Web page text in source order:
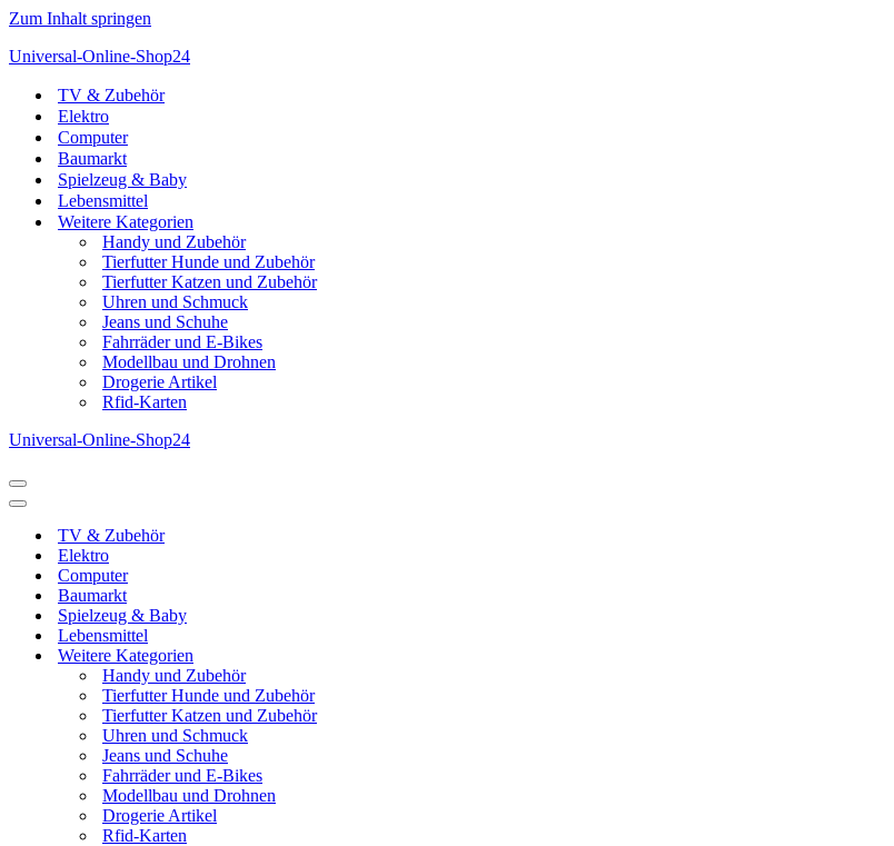
Zum Inhalt springen
Universal-Online-Shop24
TV & Zubehör
Elektro
Computer
Baumarkt
Spielzeug & Baby
Lebensmittel
Weitere Kategorien
Handy und Zubehör
Tierfutter Hunde und Zubehör
Tierfutter Katzen und Zubehör
Uhren und Schmuck
Jeans und Schuhe
Fahrräder und E-Bikes
Modellbau und Drohnen
Drogerie Artikel
Rfid-Karten
Universal-Online-Shop24
Navigationsmenü
Navigationsmenü
TV & Zubehör
Elektro
Computer
Baumarkt
Spielzeug & Baby
Lebensmittel
Weitere Kategorien
Handy und Zubehör
Tierfutter Hunde und Zubehör
Tierfutter Katzen und Zubehör
Uhren und Schmuck
Jeans und Schuhe
Fahrräder und E-Bikes
Modellbau und Drohnen
Drogerie Artikel
Rfid-Karten